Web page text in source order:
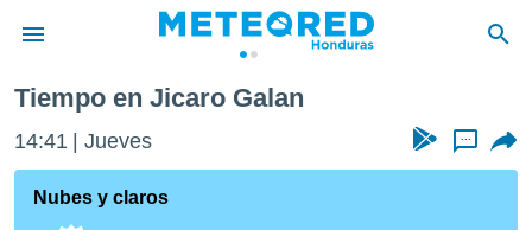
de
ha sido
Tiempo en Jicaro Galan
14:41 Jueves ...
Nubes y claros